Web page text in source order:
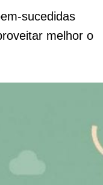
sucedidas
melhor o